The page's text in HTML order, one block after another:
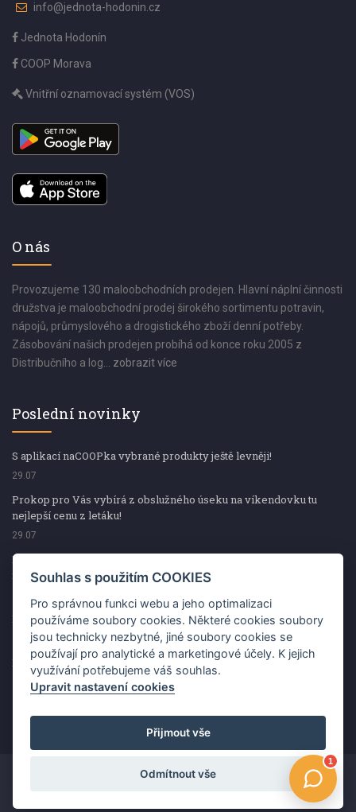
info@jednota-hodonin.cz
Jednota Hodonín
COOP Morava
Vnitřní oznamovací systém (VOS)
O nás
Provozujeme 130 maloobchodních prodejen. Hlavní náplní činnosti
družstva je maloobchodní prodej širokého sortimentu potravin,
nápojů, průmyslového a drogistického zboží denní potřeby.
Zásobování našich prodejen probíhá od konce roku 2005 z
Distribučního a log... zobrazit více
Poslední novinky
S aplikací naCOOPka vybrané produkty ještě levněji!
29.07
Prokop pro Vás vybírá z obslužného úseku na víkendovku tu
nejlepší cenu z letáku!
29.07
Prokop pro Vás vybírá z obslužného úseku na víkendovku tu
nejlepší cenu z letáku!
Kup špekáčky od Váhaly a vyhraj s naCOOPkou sekerku Fiskars
29.07
Prokop pro Vás vybírá na víkendovku ty nejlepší ceny z letáku!
29.07
Copyright ©2026 Jednota, spotřební družstvo v Hodoníně
Souhlas s použitím COOKIES
Pro správnou funkci webu a jeho optimalizaci
používáme soubory cookies. Některé cookies soubory
jsou technicky nezbytné, jiné soubory cookies se
používají pro analytické a marketingové účely. K jejich
využívání potřebujeme váš souhlas.
Upravit nastavení cookies
Přijmout vše
Odmítnout vše